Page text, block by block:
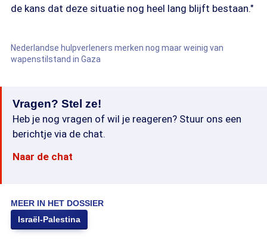
de kans dat deze situatie nog heel lang blijft bestaan."
Nederlandse hulpverleners merken nog maar weinig van
wapenstilstand in Gaza
Vragen? Stel ze!
Heb je nog vragen of wil je reageren? Stuur ons een
berichtje via de chat.
Naar de chat
MEER IN HET DOSSIER
Israël-Palestina